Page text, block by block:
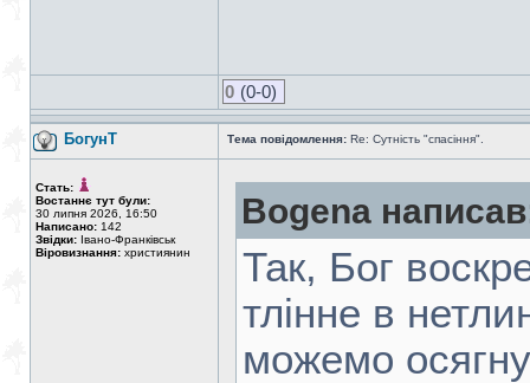
0 (0-0)
БогунТ Тема повідомлення: Re: Сутність "спасіння".
Стать:
Востаннє тут були:
30 липня 2026, 16:50
Написано: 142
Звідки: Івано-Франківськ
Віровизнання: християнин
Bogena
Так, Бог
тлінне в
можемо